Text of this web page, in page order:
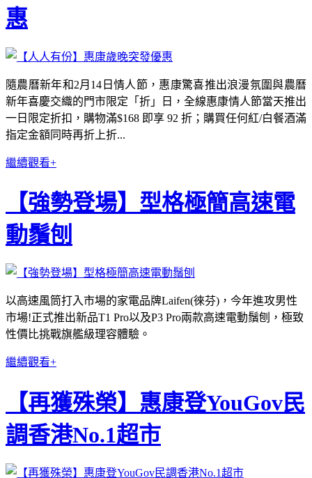
惠
隨農曆新年和2月14日情人節，惠康驚喜推出浪漫氛圍與農曆
新年喜慶交織的門市限定「折」日，全線惠康情人節當天推出
一日限定折扣，購物滿$168 即享 92 折；購買任何紅/白餐酒滿
指定金額同時再折上折...
繼續觀看+
【強勢登場】型格極簡高速電
動鬚刨
以高速風筒打入市場的家電品牌Laifen(徠芬)，今年進攻男性
市場!正式推出新品T1 Pro以及P3 Pro兩款高速電動鬚刨，極致
性價比挑戰旗艦級理容體驗。
繼續觀看+
【再獲殊榮】惠康登YouGov民
調香港No.1超市